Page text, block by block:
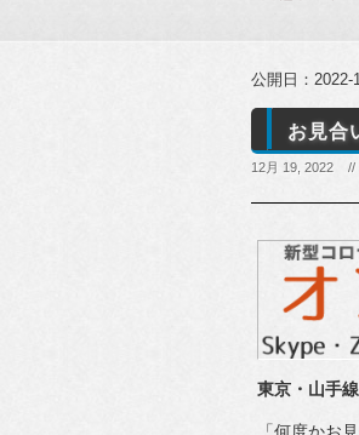
公開日： 2022-
お見合
12月 19, 2022 //
東京・山手